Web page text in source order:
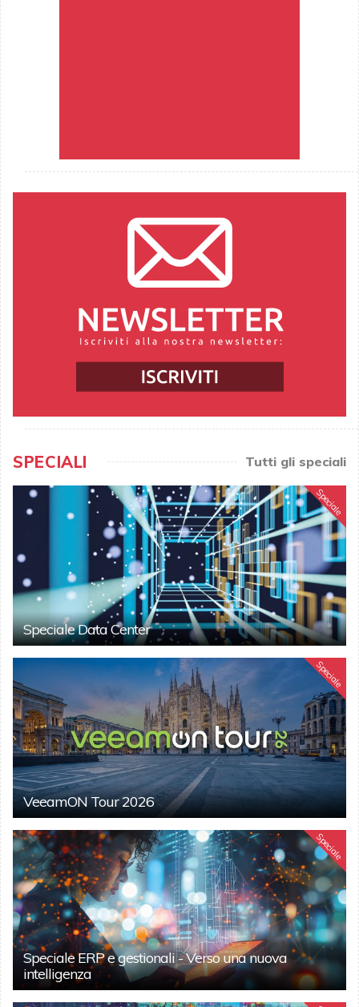
SPECIALI Tutti gli speciali
Speciale
Speciale Data Center
Speciale
VeeamON Tour 2026
Speciale
Speciale ERP e gestionali - Verso una nuova
intelligenza